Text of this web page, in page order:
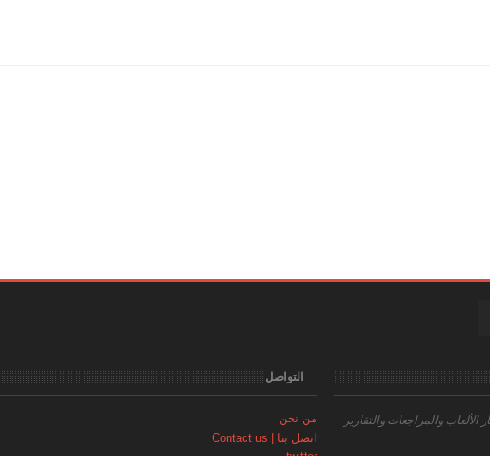
الألعاب والمراجعات والتقارير
التواصل
من نحن
اتصل بنا | Contact us